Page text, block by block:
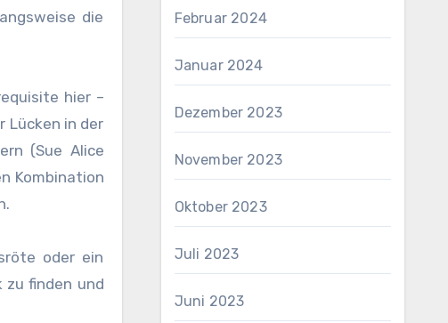
die
hier –
Lücken in der
(Sue Alice
Kombination
oder ein
zu finden und
Februar 2024
Januar 2024
Dezember 2023
November 2023
Oktober 2023
Juli 2023
Juni 2023